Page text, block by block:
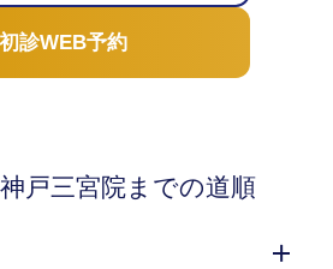
初診WEB予約
戸三宮院までの道順